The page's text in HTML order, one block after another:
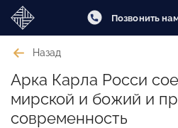
Позвонить
Назад
Арка Карла Росси
мирской и божий и
современность